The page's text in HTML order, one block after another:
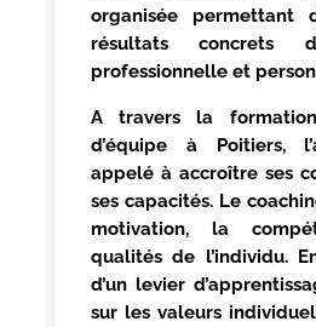
organisée permettant
résultats
professionnelle et
A travers la
d’équipe à Poitiers,
appelé à accroître ses
ses capacités. Le
motivation, la
qualités de l’individu.
d’un levier
sur les valeurs